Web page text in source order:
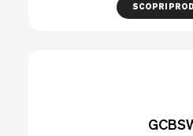
SCOPRI